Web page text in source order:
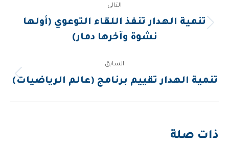
navigation
السابق
المقالة
تنمية الهدار تقييم برنامج (عالم الرياضيات)
التالي
التالية:
تنمية الهدار تنفذ اللقاء التوعوي (أولها
نشوة وآخرها دمار)
ذات صلة